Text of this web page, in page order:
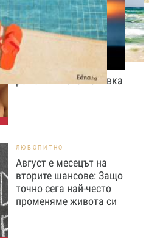
СВОБОДНО ВРЕМЕ
Палатка под звездите!
Юлиан Костов и Мирела
Илиева избраха най-
романтичната почивка
ЛЮБОПИТНО
Август е месецът на
вторите шансове: Защо
точно сега най-често
променяме живота си